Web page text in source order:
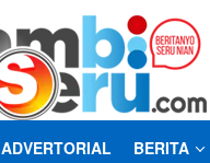
ADVERTORIAL BERITA